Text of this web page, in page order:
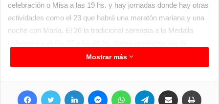
celebración o Misa a las 19 hs. y hay jornadas donde hay otras
actividades como el 23 que habrá una maratón mariana y una
noche con María. El 26 la tradicional serenata a la Medalla
miembros de las comunidades educativas del Instituto Técnico
San José y el Instituto Santa Catalina Labouré y por la tarde
habrá procesión a las 19 y luego Misa.
Mostrar más